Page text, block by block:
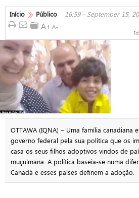
Início Público 16:59 - September 15,
OTTAWA (IQNA) – Uma família canadiana
governo federal pela sua política que os
casa os seus filhos adoptivos vindos de
muçulmana. A política baseia-se numa
Canadá e esses países definem a adoção.